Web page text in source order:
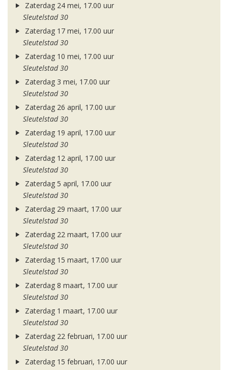
Zaterdag 24 mei, 17.00 uur
Sleutelstad 30
Zaterdag 17 mei, 17.00 uur
Sleutelstad 30
Zaterdag 10 mei, 17.00 uur
Sleutelstad 30
Zaterdag 3 mei, 17.00 uur
Sleutelstad 30
Zaterdag 26 april, 17.00 uur
Sleutelstad 30
Zaterdag 19 april, 17.00 uur
Sleutelstad 30
Zaterdag 12 april, 17.00 uur
Sleutelstad 30
Zaterdag 5 april, 17.00 uur
Sleutelstad 30
Zaterdag 29 maart, 17.00 uur
Sleutelstad 30
Zaterdag 22 maart, 17.00 uur
Sleutelstad 30
Zaterdag 15 maart, 17.00 uur
Sleutelstad 30
Zaterdag 8 maart, 17.00 uur
Sleutelstad 30
Zaterdag 1 maart, 17.00 uur
Sleutelstad 30
Zaterdag 22 februari, 17.00 uur
Sleutelstad 30
Zaterdag 15 februari, 17.00 uur